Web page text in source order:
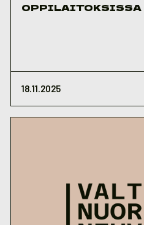
OPPILAITOKSISSA
18.11.2025